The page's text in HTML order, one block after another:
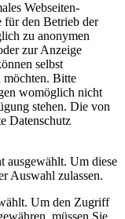
Webseiten-
für den Betrieb der
zu anonymen
zur Anzeige
selbst
möchten. Bitte
womöglich nicht
stehen. Die von
Datenschutz
ausgewählt. Um diese
Auswahl zulassen.
Um den Zugriff
müssen Sie